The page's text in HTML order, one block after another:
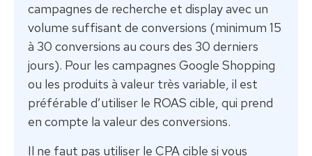
campagnes de recherche et display avec un
volume suffisant de conversions (minimum 15
à 30 conversions au cours des 30 derniers
jours). Pour les campagnes Google Shopping
ou les produits à valeur très variable, il est
préférable d’utiliser le ROAS cible, qui prend
en compte la valeur des conversions.
Il ne faut pas utiliser le CPA cible si vous